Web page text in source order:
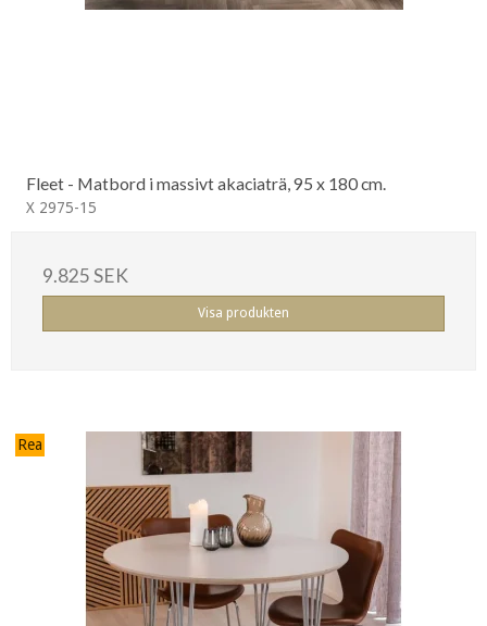
Fleet - Matbord i massivt akaciaträ, 95 x 180 cm.
X 2975-15
9.825 SEK
Visa produkten
Rea